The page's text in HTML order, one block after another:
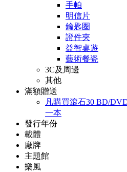
手帕
明信片
鑰匙圈
證件夾
益智桌遊
藝術餐瓷
3C及周邊
其他
滿額贈送
凡購買滾石30 BD/
一本
發行年份
載體
廠牌
主題館
樂風